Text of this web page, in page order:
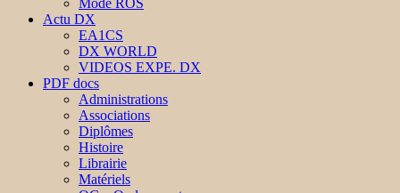
Mode ROS
Actu DX
EA1CS
DX WORLD
VIDEOS EXPE. DX
PDF docs
Administrations
Associations
Diplômes
Histoire
Librairie
Matériels